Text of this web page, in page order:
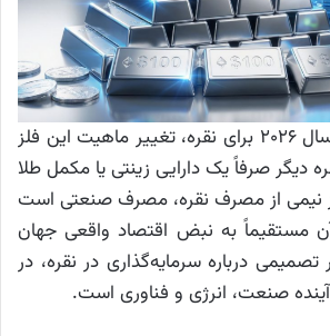
اولین دلیل اهمیت سال ۲۰۲۶ برای نقره، تغییر ماهیت این فلز
دیگر صرفاً یک دارایی زینتی یا مکمل طلا
نیمی از مصرف نقره، مصرف صنعتی است
مستقیماً به نبض اقتصاد واقعی جهان
درباره سرمایه‌گذاری در نقره، در
صنعت، انرژی و فناوری است.